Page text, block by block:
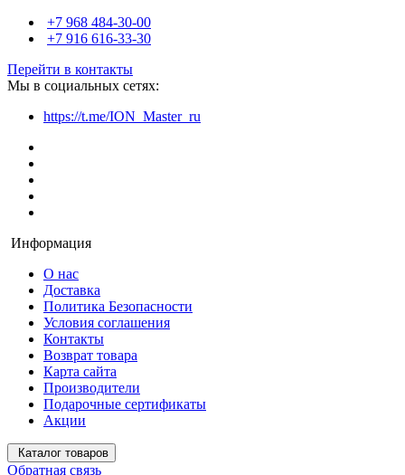
+7 968 484-30-00
+7 916 616-33-30
Перейти в контакты
Мы в социальных сетях:
https://t.me/ION_Master_ru
Информация
О нас
Доставка
Политика Безопасности
Условия соглашения
Контакты
Возврат товара
Карта сайта
Производители
Подарочные сертификаты
Акции
Каталог товаров
Обратная связь